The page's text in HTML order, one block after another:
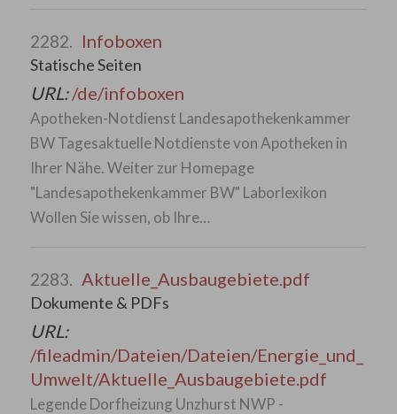
2282. Infoboxen
Statische Seiten
URL:/de/infoboxen
Apotheken-Notdienst Landesapothekenkammer
BW Tagesaktuelle Notdienste von Apotheken in
Ihrer Nähe. Weiter zur Homepage
"Landesapothekenkammer BW" Laborlexikon
Wollen Sie wissen, ob Ihre…
2283. Aktuelle_Ausbaugebiete.pdf
Dokumente & PDFs
URL:
/fileadmin/Dateien/Dateien/Energie_und_
Umwelt/Aktuelle_Ausbaugebiete.pdf
Legende Dorfheizung Unzhurst NWP -